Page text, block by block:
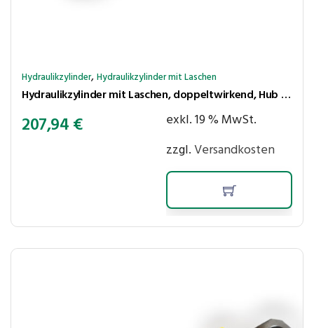
Hydraulikzylinder,Hydraulikzylinder mit Laschen
Hydraulikzylinder mit Laschen, doppeltwirkend, Hub 500 mm, Kolben ⌀50 mm, Stange ⌀25 mm
207,94€
exkl. 19 % MwSt.
zzgl.Versandkosten